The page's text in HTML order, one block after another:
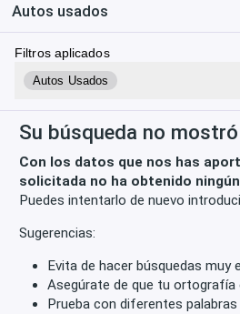
Autos usados
Filtros aplicados
Autos Usados
Su búsqueda no
Con los datos que nos has
solicitada no ha obtenido
Puedes intentarlo de nuevo
Sugerencias:
Evita de hacer búsquedas muy
Asegúrate de que tu ortografía
Prueba con diferentes palabras